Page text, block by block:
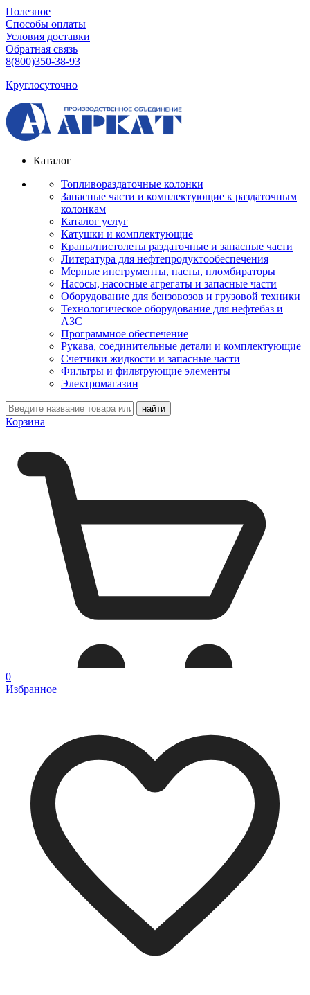
Полезное
Способы оплаты
Условия доставки
Обратная связь
8(800)350-38-93
Круглосуточно
Каталог
Топливораздаточные колонки
Запасные части и комплектующие к раздаточным
колонкам
Каталог услуг
Катушки и комплектующие
Краны/пистолеты раздаточные и запасные части
Литература для нефтепродуктообеспечения
Мерные инструменты, пасты, пломбираторы
Насосы, насосные агрегаты и запасные части
Оборудование для бензовозов и грузовой техники
Технологическое оборудование для нефтебаз и
АЗС
Программное обеспечение
Рукава, соединительные детали и комплектующие
Счетчики жидкости и запасные части
Фильтры и фильтрующие элементы
Электромагазин
Корзина
0
Избранное